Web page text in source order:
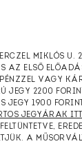
MIKLÓS U.
AZ ELSŐ
VAGY
JEGY 2200
JEGY 1900
JEGYÁRAK ITT
A